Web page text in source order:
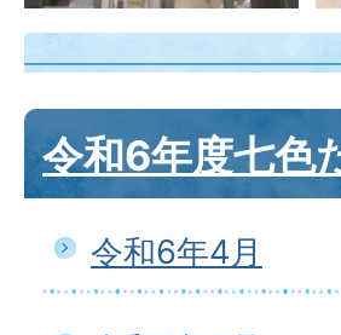
令和6年度七色
令和6年4月